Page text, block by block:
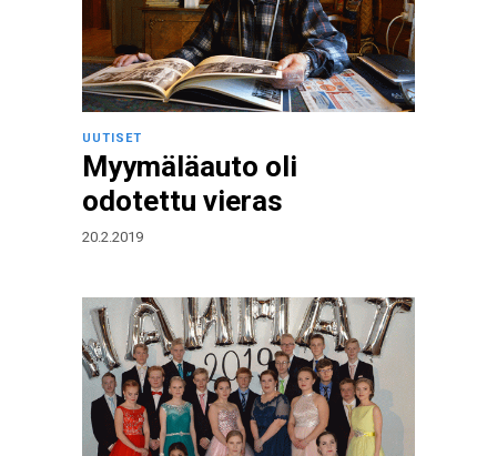
UUTISET
Myymäläauto oli
odotettu vieras
20.2.2019